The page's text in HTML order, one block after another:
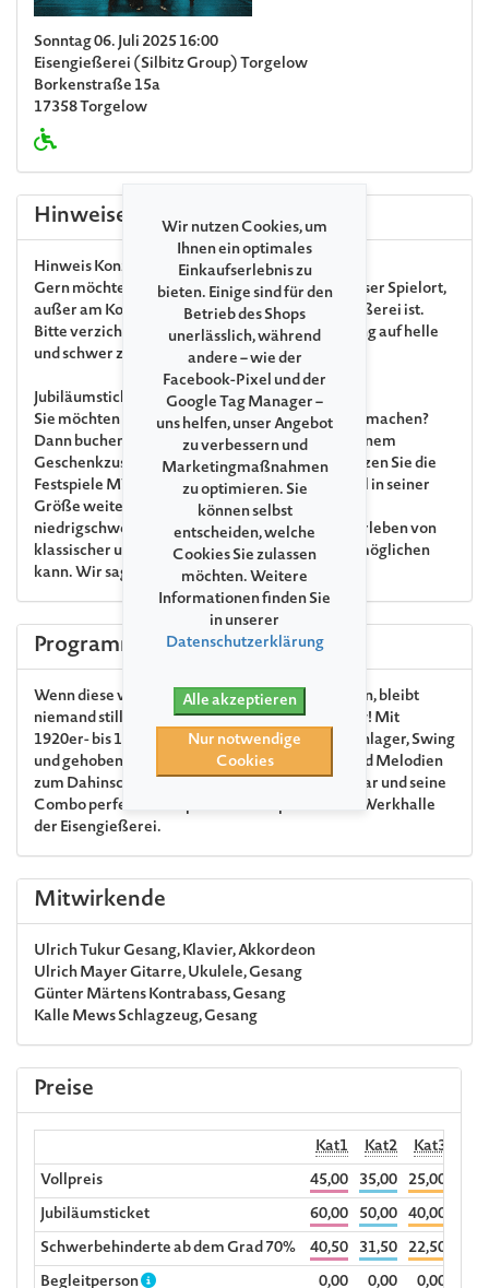
Sonntag 06. Juli 2025 16:00
Eisengießerei (Silbitz Group) Torgelow
Borkenstraße 15a
17358 Torgelow
Hinweise
Hinweis Konzertort
Gern möchten wir Sie darauf hinweisen, dass unser Spielort,
außer am Konzerttag, noch eine aktive Eisengießerei ist.
Bitte verzichten Sie daher für diese Veranstaltung auf helle
und schwer zu reinigende Konzertkleidung.
Jubiläumsticket
Sie möchten uns zum 35. Jubiläum ein Geschenk machen?
Dann buchen Sie gern Ihr Jubiläumsticket. Mit einem
Geschenkzuschlag von € 15 pro Ticket unterstützen Sie die
Festspiele MV und sorgen dafür, dass das Festival in seiner
Größe weiterhin allen Interessierten einen
niedrigschwelligen Zugang zum einzigartigen Erleben von
klassischer und nicht ganz klassischer Musik ermöglichen
kann. Wir sagen: Herzlichen Dank!
Programm
Wenn diese vier galanten Gentlemen auftauchen, bleibt
niemand still sitzen. Deshalb: Auf nach Torgelow! Mit
1920er- bis 1940er-Jahre-Gassenhauern, mit Schlager, Swing
und gehobenem Unsinn, mit eigenen Stücken und Melodien
zum Dahinschmelzen, zaubern der Schauspielstar und seine
Combo perfekte Tanzpalast-Atmosphäre in die Werkhalle
der Eisengießerei.
Mitwirkende
Ulrich TukurGesang, Klavier, Akkordeon
Ulrich MayerGitarre, Ukulele, Gesang
Günter MärtensKontrabass, Gesang
Kalle MewsSchlagzeug, Gesang
Preise
Kat1 Kat2 Kat3
Vollpreis
45,00 35,00 25,00
Jubiläumsticket
60,00 50,00
40,00
Schwerbehinderte ab dem Grad 70%
40,50 31,50
22,50
Begleitperson
0,00 0,00 0,00
Wir nutzen Cookies, um
Ihnen ein optimales
Einkaufserlebnis zu
bieten. Einige sind für den
Betrieb des Shops
unerlässlich, während
andere – wie der
Facebook-Pixel und der
Google Tag Manager –
uns helfen, unser Angebot
zu verbessern und
Marketingmaßnahmen
zu optimieren. Sie
können selbst
entscheiden, welche
Cookies Sie zulassen
möchten. Weitere
Informationen finden Sie
in unserer
Datenschutzerklärung
Alle akzeptieren
Nur notwendige
Cookies